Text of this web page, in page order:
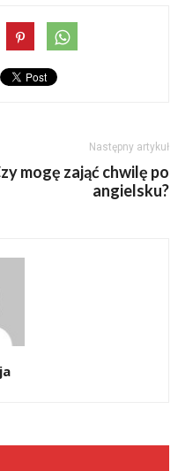
Następny artykuł
mogę zająć chwilę po
angielsku?